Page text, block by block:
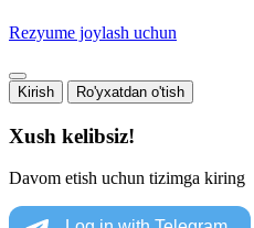
Rezyume joylash uchun
Kirish Ro'yxatdan o'tish
Xush kelibsiz!
Davom etish uchun tizimga kiring